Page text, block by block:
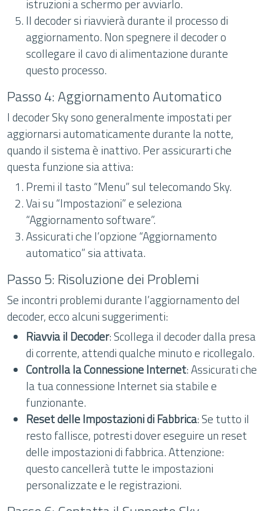
istruzioni a schermo per avviarlo.
Il decoder si riavvierà durante il processo di
aggiornamento. Non spegnere il decoder o
scollegare il cavo di alimentazione durante
questo processo.
Passo 4: Aggiornamento Automatico
I decoder Sky sono generalmente impostati per
aggiornarsi automaticamente durante la notte,
quando il sistema è inattivo. Per assicurarti che
questa funzione sia attiva:
Premi il tasto “Menu” sul telecomando Sky.
Vai su “Impostazioni” e seleziona
“Aggiornamento software”.
Assicurati che l’opzione “Aggiornamento
automatico” sia attivata.
Passo 5: Risoluzione dei Problemi
Se incontri problemi durante l’aggiornamento del
decoder, ecco alcuni suggerimenti:
Riavvia il Decoder: Scollega il decoder dalla presa
di corrente, attendi qualche minuto e ricollegalo.
Controlla la Connessione Internet: Assicurati che
la tua connessione Internet sia stabile e
funzionante.
Reset delle Impostazioni di Fabbrica: Se tutto il
resto fallisce, potresti dover eseguire un reset
delle impostazioni di fabbrica. Attenzione:
questo cancellerà tutte le impostazioni
personalizzate e le registrazioni.